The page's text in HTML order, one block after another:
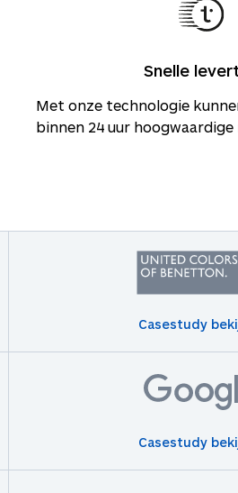
Snelle
Met onze technologie
binnen 24 uur
Casestudy
Casestudy